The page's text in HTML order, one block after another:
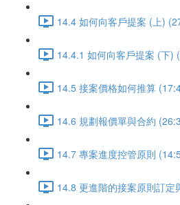
14.4 如何向客戶提案 (上)
14.4.1 如何向客戶提案 (下)
14.5 接案價格如何推算
14.6 規劃報價單與合約
14.7 專案進度控管原則
14.8 更進階的接案原則訂